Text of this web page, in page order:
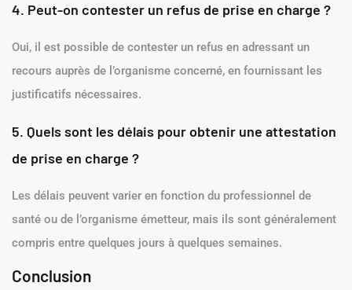
3. Quelles sont les conséquences d’une attestation
Une attestation invalide peut entraîner des refus de
remboursements ou des complications dans l’accès aux
4. Peut-on contester un refus de prise en charge ?
Oui, il est possible de contester un refus en adressant un
recours auprès de l’organisme concerné, en fournissant les
justificatifs nécessaires.
5. Quels sont les délais pour obtenir une attestation